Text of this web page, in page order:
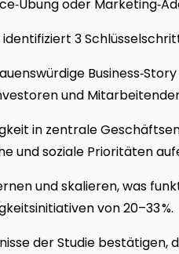
oder
identifiziert 3
und
in zentrale
und soziale Prioritäten
und skalieren, was
von 20–33 %.
der Studie bestätigen,